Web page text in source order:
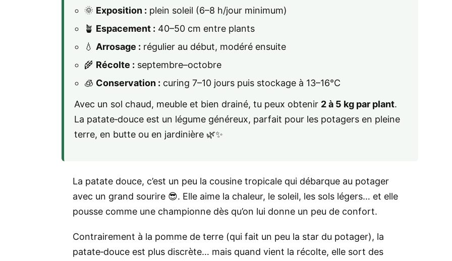
🌞 Exposition : plein soleil (6–8 h/jour minimum)
🪴 Espacement : 40–50 cm entre plants
💧 Arrosage : régulier au début, modéré ensuite
🌾 Récolte : septembre–octobre
🧊 Conservation : curing 7–10 jours puis stockage à 13–16°C
Avec un sol chaud, meuble et bien drainé, tu peux obtenir 2 à 5 kg par plant.
La patate‑douce est un légume généreux, parfait pour les potagers en pleine
terre, en butte ou en jardinière 🌿✨
La patate douce, c’est un peu la cousine tropicale qui débarque au potager
avec un grand sourire 😎. Elle aime la chaleur, le soleil, les sols légers… et elle
pousse comme une championne dès qu’on lui donne un peu de confort.
Contrairement à la pomme de terre (qui fait un peu la star du potager), la
patate‑douce est plus discrète… mais quand vient la récolte, elle sort des